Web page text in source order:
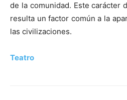
de la comunidad. Este carácter
resulta un factor común a la
las civilizaciones.
Teatro